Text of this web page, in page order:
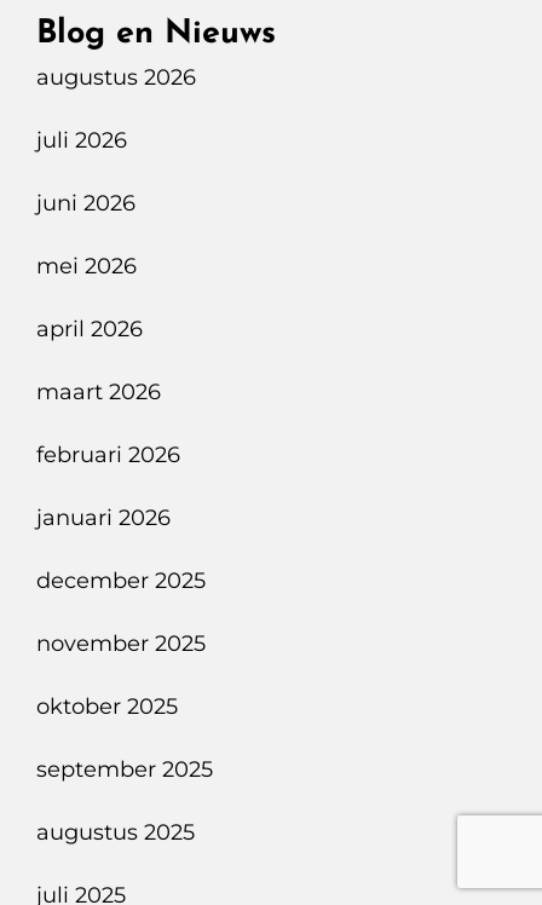
Blog en Nieuws
augustus 2026
juli 2026
juni 2026
mei 2026
april 2026
maart 2026
februari 2026
januari 2026
december 2025
november 2025
oktober 2025
september 2025
augustus 2025
juli 2025